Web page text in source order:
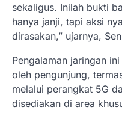
sekaligus. Inilah bukti
hanya janji, tapi aksi
dirasakan,” ujarnya,
Pengalaman jaringan
oleh pengunjung,
melalui perangkat 5G
disediakan di area